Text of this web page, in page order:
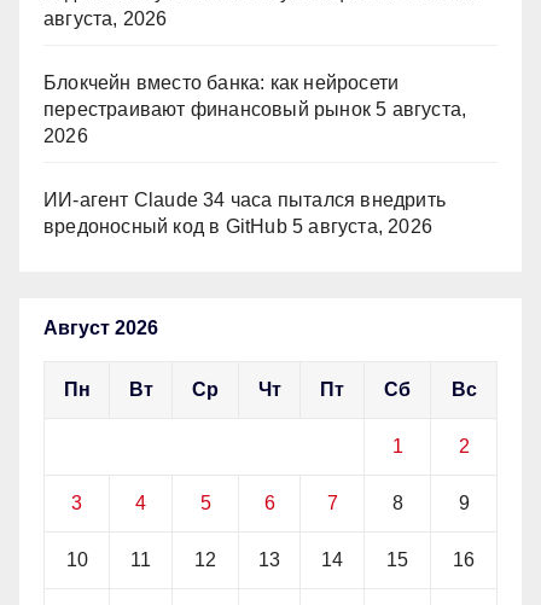
августа, 2026
Блокчейн вместо банка: как нейросети
перестраивают финансовый рынок 5 августа,
2026
ИИ-агент Claude 34 часа пытался внедрить
вредоносный код в GitHub 5 августа, 2026
Август 2026
Пн Вт Ср Чт Пт Сб Вс
1 2
3 4 5 6 7 8 9
10 11 12 13 14 15 16